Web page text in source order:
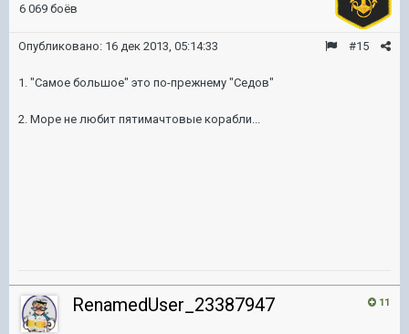
6 069 боёв
#15
Опубликовано: 16 дек 2013, 05:14:33
1. "Самое большое" это по-прежнему "Седов"
2. Море не любит пятимачтовые корабли...
11
RenamedUser_23387947